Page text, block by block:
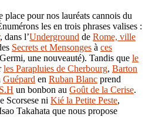
pour nos lauréats cannois du
les en trois phrases valises :
, dans l’Underground de Rome, ville
Secrets et Mensonges à ces
une nouveauté). Tandis que le
les Parapluies de Cherbourg, Barton
Guépard en Ruban Blanc prend
un bonbon au Goût de la Cerise.
Scorsese ni Kié la Petite Peste,
Takahata que nous propose